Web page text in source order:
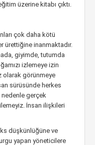
üzerine kitabı çıktı.
çok daha kötü
inanmaktadır.
giyimde, tutumda
izlemeye izin
olarak görünmeye
sürüsünde herkes
nedenle gerçek
İnsan ilişkileri
düşkünlüğüne ve
yapan yöneticilere